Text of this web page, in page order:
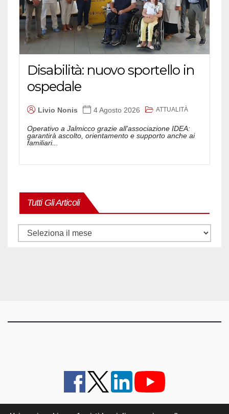
Disabilità: nuovo sportello in
ospedale
Livio Nonis 4 Agosto 2026 ATTUALITÀ
Operativo a Jalmicco grazie all'associazione IDEA:
garantirà ascolto, orientamento e supporto anche ai
familiari...
Tutti Gli Articoli
Tutti